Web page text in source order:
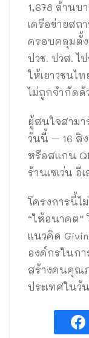
1,678 ล้าน
เครือข่ายสถ
ครอบคลุมตั้
ปวช. ปวส. ไ
ให้เยาวชนไ
ไม่ถูกจำกัดด้
ผู้สนใจสามา
วันนี้ – 16 สิ
หรือสแกน
ร้านเซเว่น อี
โครงการนี้ไ
“ให้อนาคต
แนวคิด
องค์กรในก
สร้างคนคุณ
ประเทศในวั